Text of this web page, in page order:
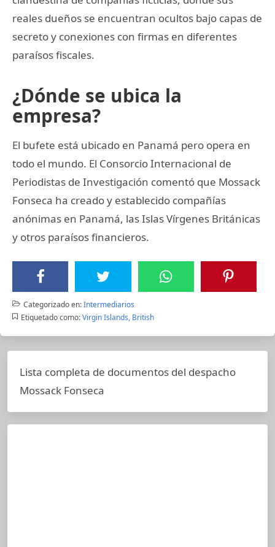
reales dueños se encuentran ocultos bajo capas de
secreto y conexiones con firmas en diferentes
paraísos fiscales.
¿Dónde se ubica la
empresa?
El bufete está ubicado en Panamá pero opera en
todo el mundo. El Consorcio Internacional de
Periodistas de Investigación comentó que Mossack
Fonseca ha creado y establecido compañías
anónimas en Panamá, las Islas Vírgenes Británicas
y otros paraísos financieros.
Categorizado en:Intermediarios
Etiquetado como: Virgin Islands, British
Lista completa de documentos del despacho
Mossack Fonseca